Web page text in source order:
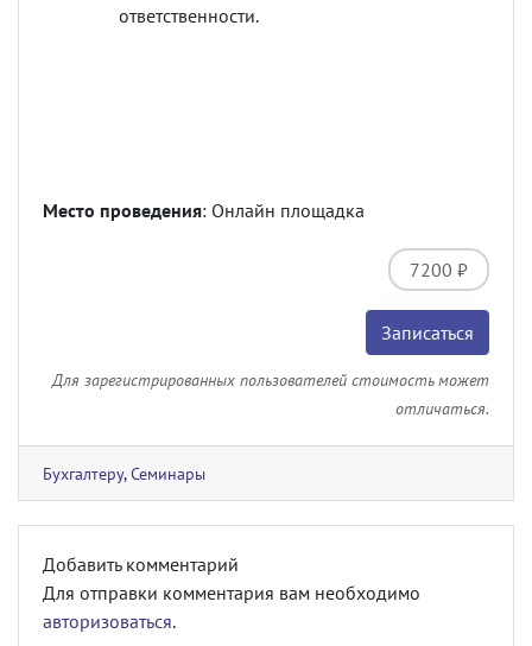
ответственности.
Место проведения: Онлайн площадка
7200 ₽
Записаться
Для зарегистрированных пользователей стоимость может
отличаться.
Бухгалтеру,Семинары
Добавить комментарий
Для отправки комментария вам необходимо
авторизоваться.